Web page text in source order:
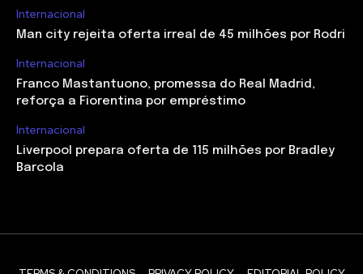
Internacional
Man city rejeita oferta irreal de 45 milhões por Rodri
Internacional
Franco Mastantuono, promessa do Real Madrid,
reforça a Fiorentina por empréstimo
Internacional
Liverpool prepara oferta de 115 milhões por Bradley
Barcola